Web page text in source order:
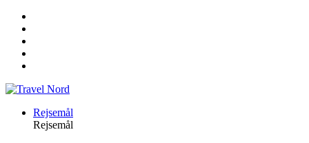
Rejsemål
Rejsemål